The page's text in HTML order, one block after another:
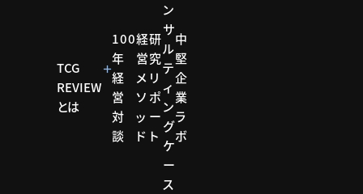
TCG
REVIEW
とは
100
年
経
営
対
談
経
営
メ
ソ
ッ
ド
研
究
リ
ポ
ー
ト
ン
サ
ル
テ
ィ
ン
グ
ケ
ー
ス
中
堅
企
業
ラ
ボ
研究リポート
ビジネスモデルイノベーション研究会
米国視察2017リポート 第1回
研究リポー
ト
ビジネ